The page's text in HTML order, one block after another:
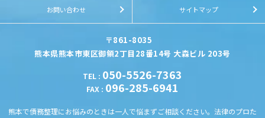
お問い合わせ サイトマップ
〒861-8035
熊本県熊本市東区御領2丁目28番14号 大森ビル 203号
TEL : 050-5526-7363
FAX : 096-285-6941
熊本で債務整理にお悩みのときは一人で悩まずご相談ください。法律のプロた